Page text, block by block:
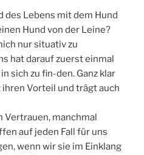
des Lebens mit dem Hund
Hund von der Leine?
nur situativ zu
hat darauf zuerst einmal
sich zu fin-den. Ganz klar
Vorteil und trägt auch
Vertrauen, manchmal
auf jeden Fall für uns
wenn wir sie im Einklang